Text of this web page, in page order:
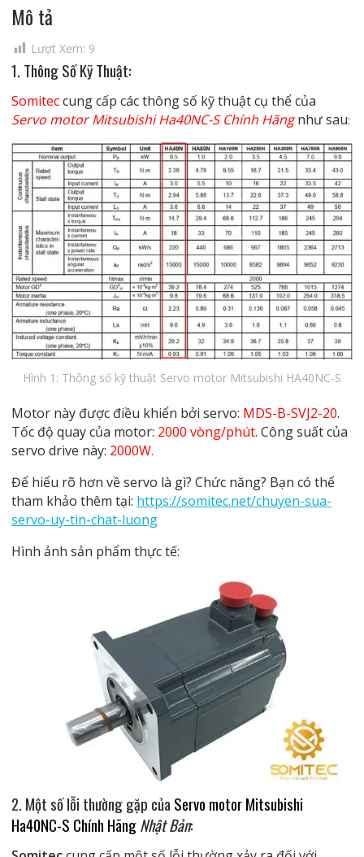
Mô tả
Lượt Xem: 9
1. Thông Số Kỹ Thuật:
Somiteccung cấp các thông số kỹ thuật cụ thể của
Servo motor Mitsubishi Ha40NC-S Chính Hãngnhư sau:
Hình 1: Thông số kỹ thuật Servo motor Mitsubishi HA40NC-S
Motor này được điều khiển bởi servo: MDS-B-SVJ2-20.
Tốc độ quay của motor: 2000 vòng/phút. Công suất của
servo drive này: 2000W.
Để hiểu rõ hơn về servo là gì? Chức năng? Bạn có thể
tham khảo thêm tại: https://somitec.net/chuyen-sua-
servo-uy-tin-chat-luong
Hình ảnh sản phẩm thực tế:
2. Một số lỗi thường gặp của Servo motor Mitsubishi
Ha40NC-S Chính HãngNhật Bản: